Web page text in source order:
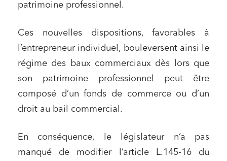
patrimoine professionnel.
Ces nouvelles dispositions, favorables à
l’entrepreneur individuel, bouleversent ainsi le
régime des baux commerciaux dès lors que
son patrimoine professionnel peut être
composé d’un fonds de commerce ou d’un
droit au bail commercial.
En conséquence, le législateur n’a pas
manqué de modifier l’article L.145-16 du